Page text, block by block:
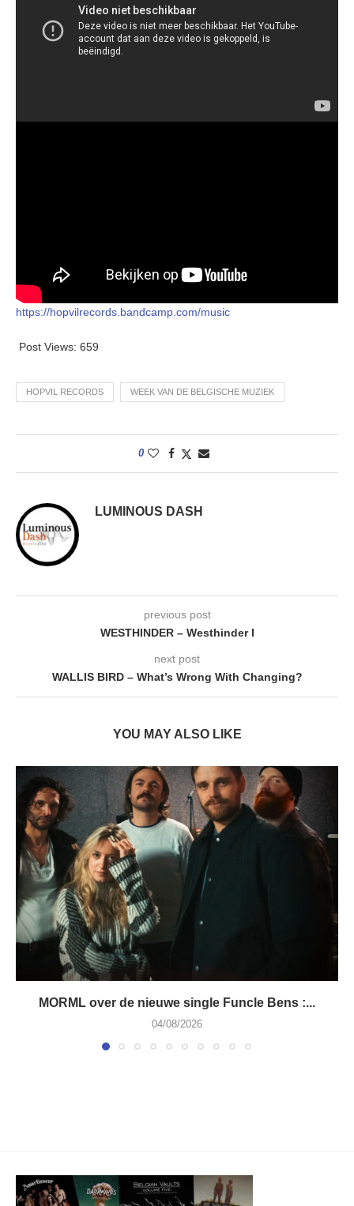
https://hopvilrecords.bandcamp.com/music
Post Views: 659
HOPVIL RECORDS WEEK VAN DE BELGISCHE MUZIEK
0
LUMINOUS DASH
previous post
WESTHINDER – Westhinder I
next post
WALLIS BIRD – What’s Wrong With Changing?
YOU MAY ALSO LIKE
MORML over de nieuwe single Funcle Bens :...
04/08/2026